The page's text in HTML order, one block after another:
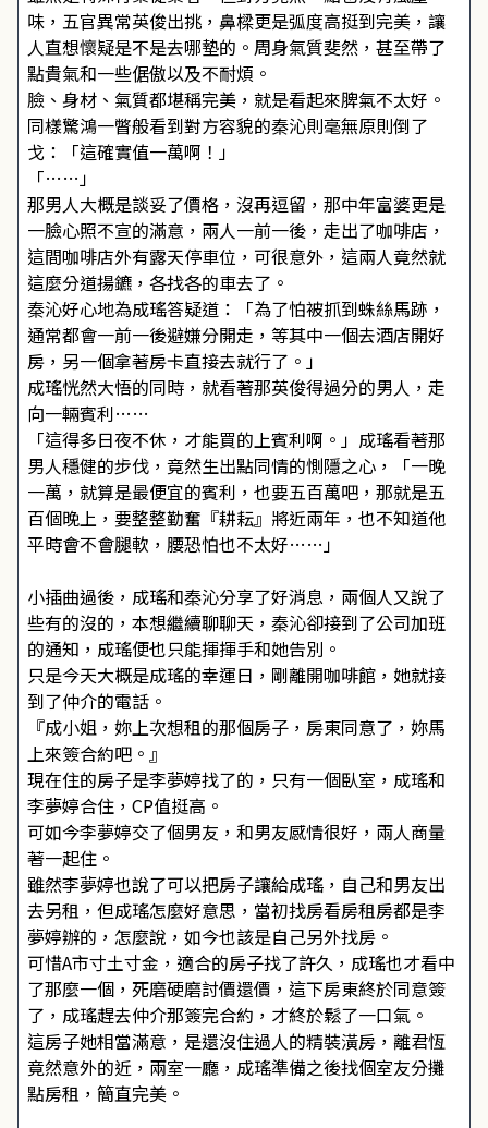
味，五官異常英俊出挑，鼻樑更是弧度高挺到完美，讓
人直想懷疑是不是去哪墊的。周身氣質斐然，甚至帶了
點貴氣和一些倨傲以及不耐煩。
臉、身材、氣質都堪稱完美，就是看起來脾氣不太好。
同樣驚鴻一瞥般看到對方容貌的秦沁則毫無原則倒了
戈：「這確實值一萬啊！」
「……」
那男人大概是談妥了價格，沒再逗留，那中年富婆更是
一臉心照不宣的滿意，兩人一前一後，走出了咖啡店，
這間咖啡店外有露天停車位，可很意外，這兩人竟然就
這麼分道揚鑣，各找各的車去了。
秦沁好心地為成瑤答疑道：「為了怕被抓到蛛絲馬跡，
通常都會一前一後避嫌分開走，等其中一個去酒店開好
房，另一個拿著房卡直接去就行了。」
成瑤恍然大悟的同時，就看著那英俊得過分的男人，走
向一輛賓利……
「這得多日夜不休，才能買的上賓利啊。」成瑤看著那
男人穩健的步伐，竟然生出點同情的惻隱之心，「一晚
一萬，就算是最便宜的賓利，也要五百萬吧，那就是五
百個晚上，要整整勤奮『耕耘』將近兩年，也不知道他
平時會不會腿軟，腰恐怕也不太好……」
小插曲過後，成瑤和秦沁分享了好消息，兩個人又說了
些有的沒的，本想繼續聊聊天，秦沁卻接到了公司加班
的通知，成瑤便也只能揮揮手和她告別。
只是今天大概是成瑤的幸運日，剛離開咖啡館，她就接
到了仲介的電話。
『成小姐，妳上次想租的那個房子，房東同意了，妳馬
上來簽合約吧。』
現在住的房子是李夢婷找了的，只有一個臥室，成瑤和
李夢婷合住，CP值挺高。
可如今李夢婷交了個男友，和男友感情很好，兩人商量
著一起住。
雖然李夢婷也說了可以把房子讓給成瑤，自己和男友出
去另租，但成瑤怎麼好意思，當初找房看房租房都是李
夢婷辦的，怎麼說，如今也該是自己另外找房。
可惜A市寸土寸金，適合的房子找了許久，成瑤也才看中
了那麼一個，死磨硬磨討價還價，這下房東終於同意簽
了，成瑤趕去仲介那簽完合約，才終於鬆了一口氣。
這房子她相當滿意，是還沒住過人的精裝潢房，離君恆
竟然意外的近，兩室一廳，成瑤準備之後找個室友分攤
點房租，簡直完美。